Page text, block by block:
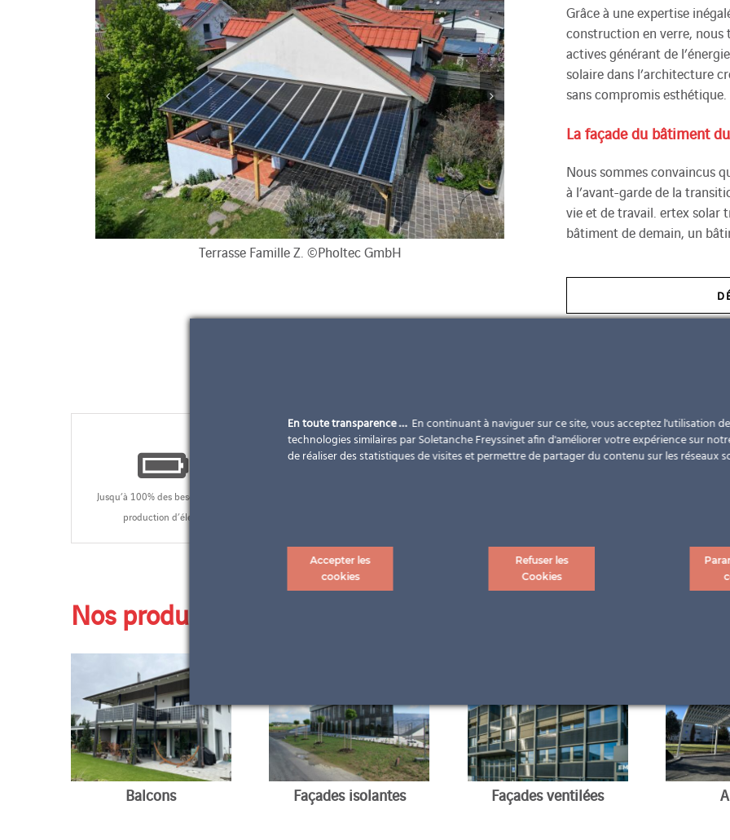
Clôture de piscine ©Elektrotechnik Mitterwallner GmbH
Grâce à une expertise
construction en verre, nous
actives générant de
solaire dans l’architecture
sans compromis esthétique.
La façade du bâtiment
Nous sommes convaincus
à l’avant-garde de la
vie et de travail. ertex solar
bâtiment de demain, un
%
Jusqu’à 100% des besoins en électricité couverts par une
production d’électricité locale et décarbonée
20%
Nos produits
Balcons Façades isolantes Façades ventilées
En toute transparence … En continuant à naviguer sur ce site, vous acceptez l'utilisation
technologies similaires par Soletanche Freyssinet afin d'améliorer votre expérience sur
de réaliser des statistiques de visites et permettre de partager du contenu sur les réseaux
Accepter les
cookies
Refuser les
Cookies